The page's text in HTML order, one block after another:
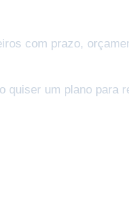
com prazo,
quiser um plano para